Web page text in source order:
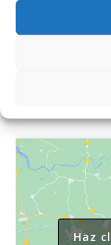
DETALLES
Fecha:
Haz